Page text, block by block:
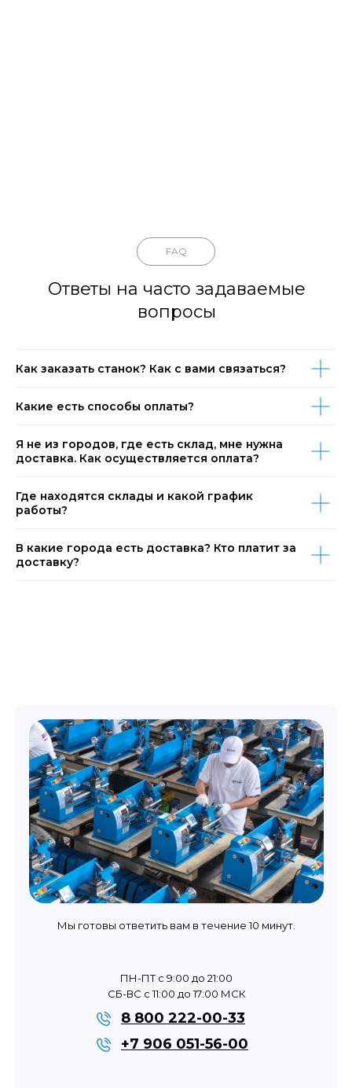
FAQ
Ответы на часто задаваемые
вопросы
Как заказать станок? Как с вами связаться?
Какие есть способы оплаты?
Я не из городов, где есть склад, мне нужна
доставка. Как осуществляется оплата?
Где находятся склады и какой график
работы?
В какие города есть доставка? Кто платит за
доставку?
Мы готовы ответить вам в течение 10 минут.
8 800 222-00-33
+7 906 051-56-00
ПН-ПТ с 9:00 до 21:00
СБ-ВС с 11:00 до 17:00 МСК